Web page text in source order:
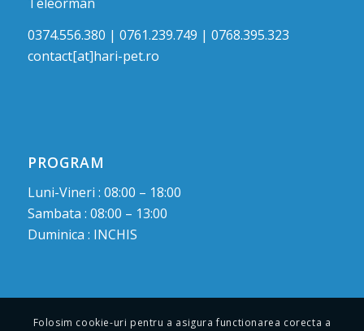
0374.556.380 | 0761.239.749 | 0768.395.323
contact[at]hari-pet.ro
PROGRAM
Luni-Vineri : 08:00 – 18:00
Sambata : 08:00 – 13:00
Duminica : INCHIS
Folosim cookie-uri pentru a asigura functionarea corecta a